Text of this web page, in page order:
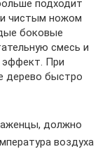
подходит
чистым ножом
боковые
смесь и
эффект. При
дерево быстро
должно
воздуха